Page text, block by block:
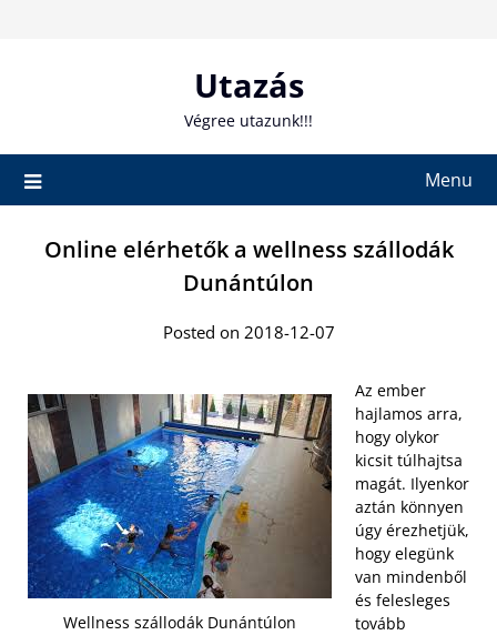
Utazás
Végree utazunk!!!
Menu
Online elérhetők a wellness szállodák
Dunántúlon
Posted on 2018-12-07
Wellness szállodák Dunántúlon
Az ember
hajlamos arra,
hogy olykor
kicsit túlhajtsa
magát. Ilyenkor
aztán könnyen
úgy érezhetjük,
hogy elegünk
van mindenből
és felesleges
tovább